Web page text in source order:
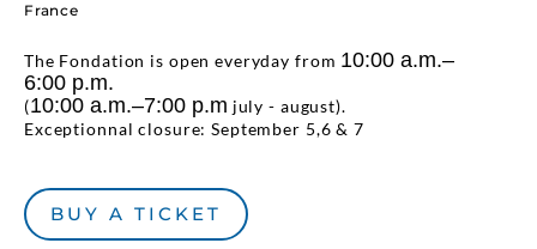
France
The Fondation is open everyday from 10:00 a.m.–
6:00 p.m.
(10:00 a.m.–7:00 p.m july - august).
Exceptionnal closure: September 5,6 & 7
BUY A TICKET